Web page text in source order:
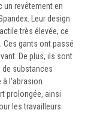
un revêtement en
Leur design
très élevée, ce
gants ont passé
De plus, ils sont
de substances
à l'abrasion
prolongée, ainsi
les travailleurs.